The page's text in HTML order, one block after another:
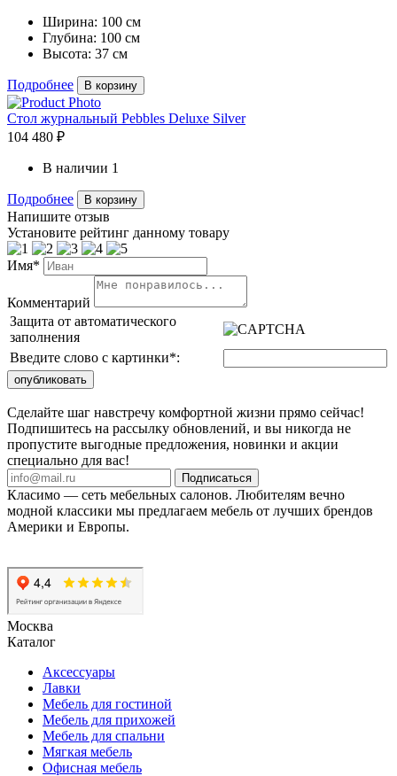
Ширина: 100 см
Глубина: 100 см
Высота: 37 см
Подробнее В корзину
Стол журнальный Pebbles Deluxe Silver
104 480 ₽
В наличии 1
Подробнее В корзину
Напишите отзыв
Установите рейтинг данному товару
Имя*
Комментарий
Защита от автоматического
заполнения
Введите слово с картинки*:
Сделайте шаг навстречу комфортной жизни прямо сейчас!
Подпишитесь на рассылку обновлений, и вы никогда не
пропустите выгодные предложения, новинки и акции
специально для вас!
Подписаться
Класимо — cеть мебельных салонов. Любителям вечно
модной классики мы предлагаем мебель от лучших брендов
Америки и Европы.
Москва
Каталог
Аксессуары
Лавки
Мебель для гостиной
Мебель для прихожей
Мебель для спальни
Мягкая мебель
Офисная мебель